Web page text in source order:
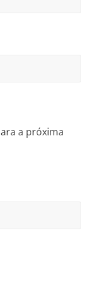
a próxima